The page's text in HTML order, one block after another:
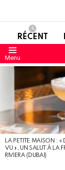
RÉCENT
Menu
DERNIERS
LA PETITE MAISON : «
VU », UN SALUT À LA
RIVIERA (DUBAI)